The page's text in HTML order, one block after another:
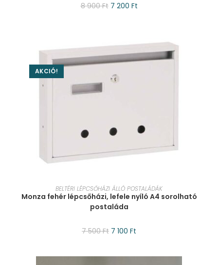
8 900Ft 7 200 Ft
AKCIÓ!
KOSÁRBA TESZEM
BELTÉRI LÉPCSŐHÁZI ÁLLÓ POSTALÁDÁK
Monza fehér lépcsőházi, lefele nyíló A4 sorolható
postaláda
7 500Ft 7 100 Ft